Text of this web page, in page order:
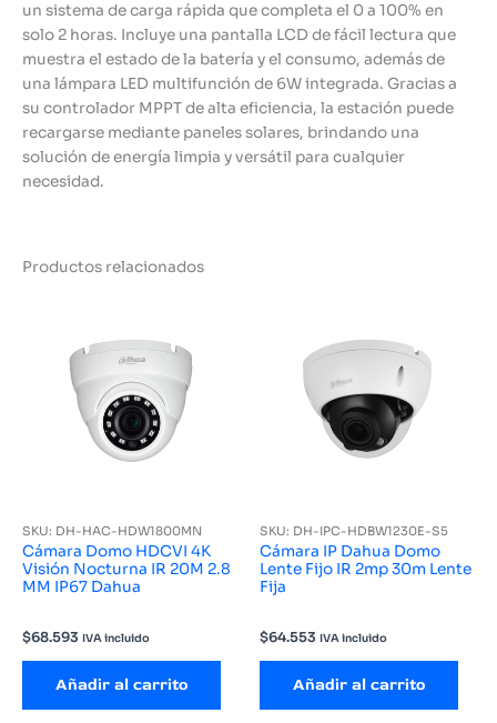
un sistema de carga rápida que completa el 0 a 100% en
solo 2 horas. Incluye una pantalla LCD de fácil lectura que
muestra el estado de la batería y el consumo, además de
una lámpara LED multifunción de 6W integrada. Gracias a
su controlador MPPT de alta eficiencia, la estación puede
recargarse mediante paneles solares, brindando una
solución de energía limpia y versátil para cualquier
necesidad.
Productos relacionados
SKU: DH-HAC-HDW1800MN
Cámara Domo HDCVI 4K
Visión Nocturna IR 20M 2.8
MM IP67 Dahua
$68.593 IVA incluido
Añadir al carrito
SKU: DH-IPC-HDBW1230E-S5
Cámara IP Dahua Domo
Lente Fijo IR 2mp 30m Lente
Fija
$64.553 IVA incluido
Añadir al carrito